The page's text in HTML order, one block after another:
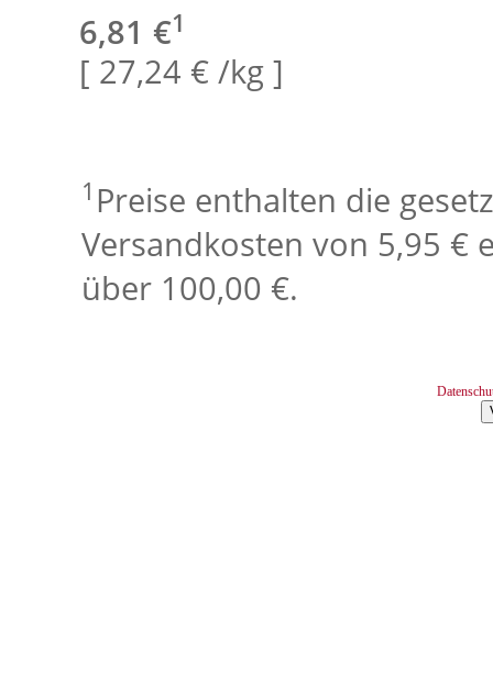
6,81 €1
[ 27,24 € /kg ]
1 Preise enthalten die
Versandkosten von 5,95 €
über 100,00 €.